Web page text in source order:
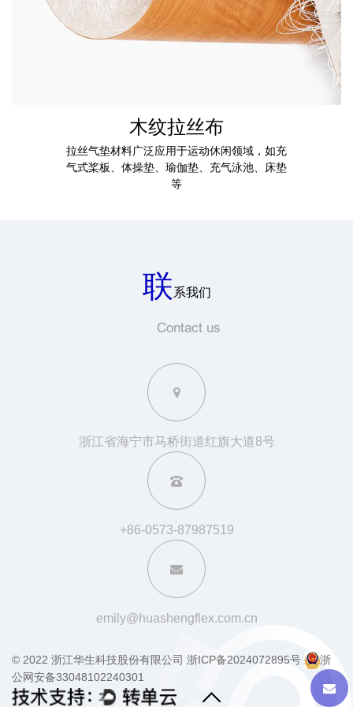
木纹拉丝布
拉丝气垫材料广泛应用于运动休闲领域，如充
气式桨板、体操垫、瑜伽垫、充气泳池、床垫
等
联系我们
Contact us
浙江省海宁市马桥街道红旗大道8号
+86-0573-87987519
emily@huashengflex.com.cn
© 2022 浙江华生科技股份有限公司 浙ICP备2024072895号
浙
公网安备33048102240301